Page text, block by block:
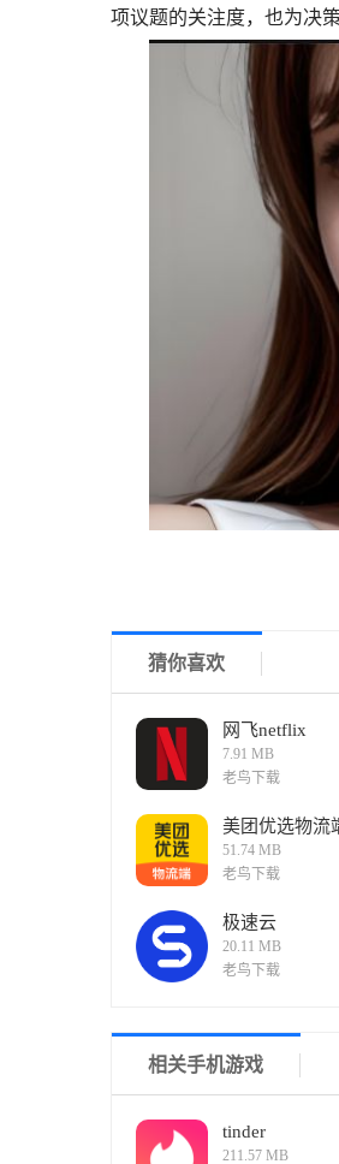
项议题的关注度，也为决
猜你喜欢
网飞netflix
7.91 MB
老鸟下载
美团优选物流
51.74 MB
老鸟下载
极速云
20.11 MB
老鸟下载
相关手机游戏
tinder
211.57 MB